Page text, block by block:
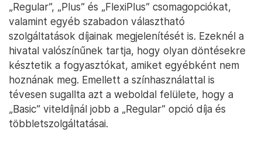
„Regular”, „Plus” és „FlexiPlus” csomagopciókat,
valamint egyéb szabadon választható
szolgáltatások díjainak megjelenítését is. Ezeknél a
hivatal valószínűnek tartja, hogy olyan döntésekre
késztetik a fogyasztókat, amiket egyébként nem
hoznának meg. Emellett a színhasználattal is
tévesen sugallta azt a weboldal felülete, hogy a
„Basic” viteldíjnál jobb a „Regular” opció díja és
többletszolgáltatásai.